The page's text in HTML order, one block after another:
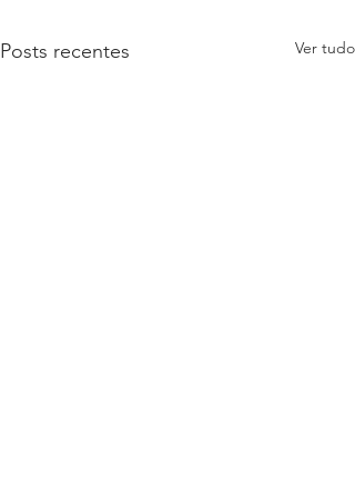
Posts recentes Ver tudo